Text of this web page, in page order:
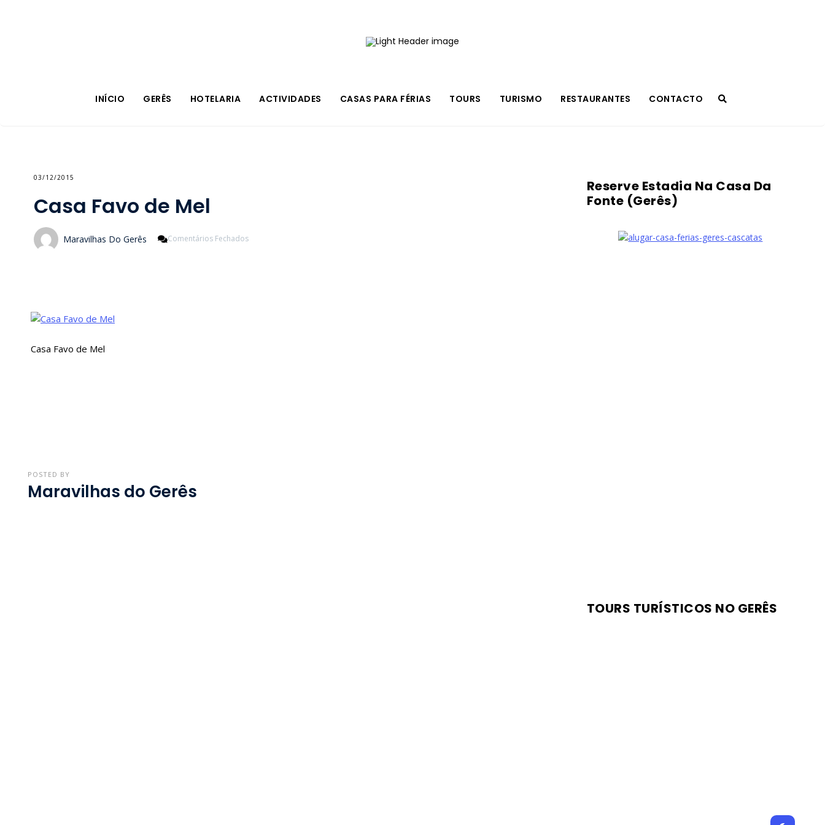
INÍCIO GERÊS HOTELARIA ACTIVIDADES CASAS PARA FÉRIAS TOURS TURISMO RESTAURANTES CONTACTO
03/12/2015
Casa Favo de Mel
Maravilhas Do Gerês Comentários Fechados
Casa
Casa Favo de Mel
POSTED BY
Maravilhas do Gerês
Reserve Estadia Na Casa Da
Fonte (Gerês)
TOURS TURÍSTICOS NO GERÊS